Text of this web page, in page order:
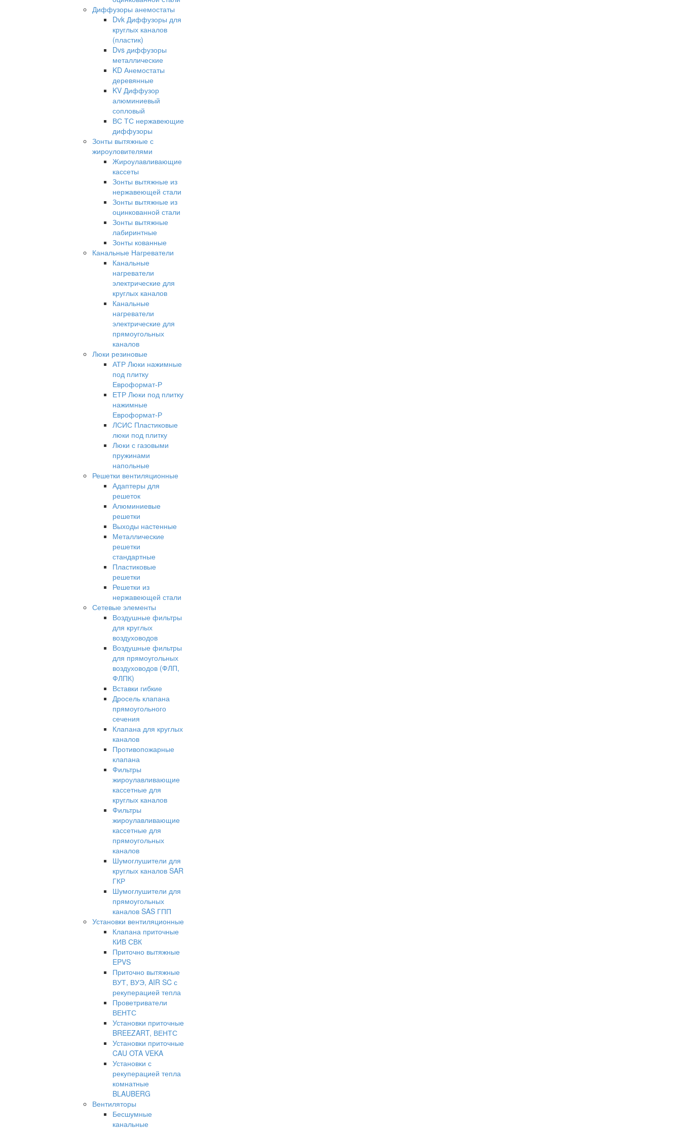
Диффузоры анемостаты
Dvk Диффузоры для
круглых каналов
(пластик)
Dvs диффузоры
металлические
KD Анемостаты
деревянные
KV Диффузор
алюминиевый
сопловый
ВС ТС нержавеющие
диффузоры
Зонты вытяжные с
жироуловителями
Жироулавливающие
кассеты
Зонты вытяжные из
нержавеющей стали
Зонты вытяжные из
оцинкованной стали
Зонты вытяжные
лабиринтные
Зонты кованные
Канальные Нагреватели
Канальные
нагреватели
электрические для
круглых каналов
Канальные
нагреватели
электрические для
прямоугольных
каналов
Люки резиновые
АТР Люки нажимные
под плитку
Евроформат-Р
ЕТР Люки под плитку
нажимные
Евроформат-Р
ЛСИС Пластиковые
люки под плитку
Люки с газовыми
пружинами
напольные
Решетки вентиляционные
Адаптеры для
решеток
Алюминиевые
решетки
Выходы настенные
Металлические
решетки
стандартные
Пластиковые
решетки
Решетки из
нержавеющей стали
Сетевые элементы
Воздушные фильтры
для круглых
воздуховодов
Воздушные фильтры
для прямоугольных
воздуховодов (ФЛП,
ФЛПК)
Вставки гибкие
Дросель клапана
прямоугольного
сечения
Клапана для круглых
каналов
Противопожарные
клапана
Фильтры
жироулавливающие
кассетные для
круглых каналов
Фильтры
жироулавливающие
кассетные для
прямоугольных
каналов
Шумоглушители для
круглых каналов SAR
ГКР
Шумоглушители для
прямоугольных
каналов SAS ГПП
Установки вентиляционные
Клапана приточные
КИВ СВК
Приточно вытяжные
EPVS
Приточно вытяжные
ВУТ, ВУЭ, AIR SC с
рекуперацией тепла
Проветриватели
ВЕНТС
Установки приточные
BREEZART, ВЕНТС
Установки приточные
CAU OTA VEKA
Установки с
рекуперацией тепла
комнатные
BLAUBERG
Вентиляторы
Бесшумные
канальные